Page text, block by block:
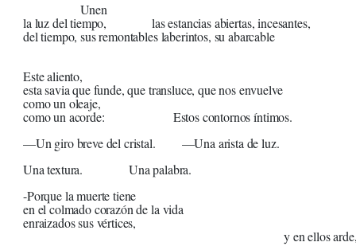
Unen
la luz del tiempo, las estancias abiertas, incesantes,
del tiempo, sus remontables laberintos, su abarcable
Este aliento,
esta savia que funde, que transluce, que nos envuelve
como un oleaje,
como un acorde: Estos contornos íntimos.
—Un giro breve del cristal. —Una arista de luz.
Una textura. Una palabra.
-Porque la muerte tiene
en el colmado corazón de la vida
enraizados sus vértices,
y en ellos